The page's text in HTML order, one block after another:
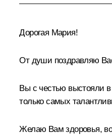
Дорогая Мария!
От души поздравляю
Вы с честью выстояли
только самых
Желаю Вам здоровья,